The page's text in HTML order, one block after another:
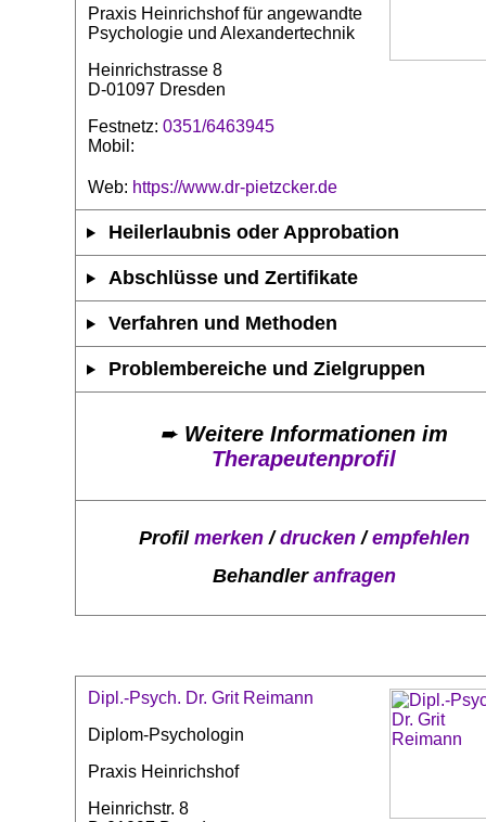
Praxis Heinrichshof für angewandte
Psychologie und Alexandertechnik
Heinrichstrasse 8
D-01097 Dresden
Festnetz: 0351/6463945
Mobil:
Web: https://www.dr-pietzcker.de
Heilerlaubnis oder Approbation
Abschlüsse und Zertifikate
Verfahren und Methoden
Problembereiche und Zielgruppen
➨ Weitere Informationen im
Therapeutenprofil
Profil merken/drucken/empfehlen
Behandler anfragen
Dipl.-Psych. Dr. Grit Reimann
Diplom-Psychologin
Praxis Heinrichshof
Heinrichstr. 8